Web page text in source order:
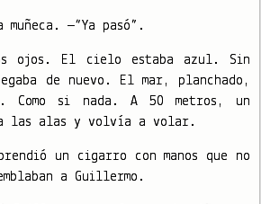
—“Ya pasó”.
ojos. El cielo estaba azul. Sin
de nuevo. El mar, planchado,
Como si nada. A 50 metros, un
las alas y volvía a volar.
un cigarro con manos que no
a Guillermo.